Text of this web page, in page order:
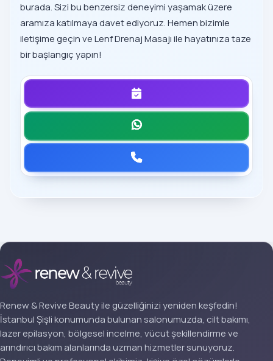
burada. Sizi bu benzersiz deneyimi yaşamak üzere
aramıza katılmaya davet ediyoruz. Hemen bizimle
iletişime geçin ve Lenf Drenaj Masajı ile hayatınıza taze
bir başlangıç yapın!
Renew & Revive Beauty ile güzelliğinizi yeniden keşfedin!
İstanbul Şişli konumunda bulunan salonumuzda, cilt bakımı,
lazer epilasyon, bölgesel incelme, vücut şekillendirme ve
arındırıcı bakım alanlarında uzman hizmetler sunuyoruz.